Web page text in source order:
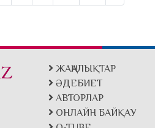
ЖАҢАЛЫҚТАР
ӘДЕБИЕТ
АВТОРЛАР
ОНЛАЙН БАЙҚАУ